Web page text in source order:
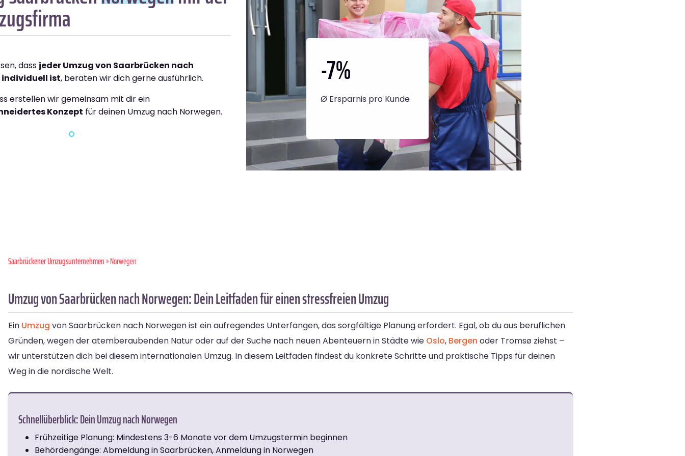
dass jeder Umzug von Saarbrücken nach
individuell ist, beraten wir dich gerne ausführlich.
erstellen wir gemeinsam mit dir ein
Konzept für deinen Umzug nach Norwegen.
-7%
Ø Ersparnis pro Kunde
Saarbrückener Umzugsunternehmen» Norwegen
Umzug von Saarbrücken nach Norwegen: Dein Leitfaden für einen stressfreien Umzug
Ein Umzug von Saarbrücken nach Norwegen ist ein aufregendes Unterfangen, das sorgfältige Planung erfordert. Egal, ob du aus beruflichen
Gründen, wegen der atemberaubenden Natur oder auf der Suche nach neuen Abenteuern in Städte wie Oslo, Bergen oder Tromsø ziehst –
wir unterstützen dich bei diesem internationalen Umzug. In diesem Leitfaden findest du konkrete Schritte und praktische Tipps für deinen
Weg in die nordische Welt.
Schnellüberblick: Dein Umzug nach Norwegen
Frühzeitige Planung: Mindestens 3-6 Monate vor dem Umzugstermin beginnen
Behördengänge: Abmeldung in Saarbrücken, Anmeldung in Norwegen